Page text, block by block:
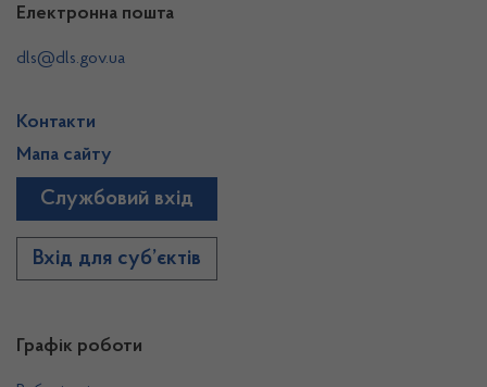
Графік роботи
Електронна пошта
dls@dls.gov.ua
Контакти
Мапа сайту
Службовий вхід
Вхід для суб’єктів